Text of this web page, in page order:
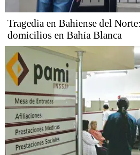
Tragedia en Bahiense del
domicilios en Bahía Blanca